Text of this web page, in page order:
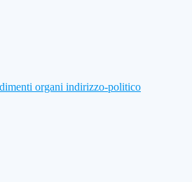
organi indirizzo-politico